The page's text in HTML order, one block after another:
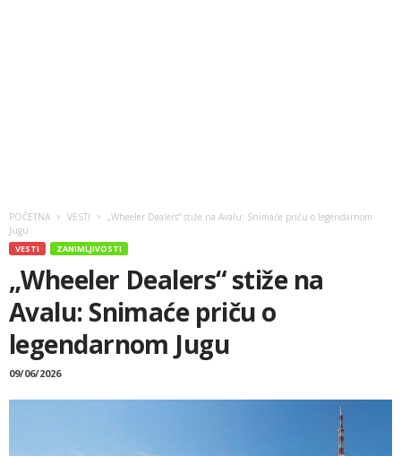
POČETNA VESTI
„Wheeler Dealers“ stiže na Avalu: Snimaće priču o legendarnom
Jugu
VESTI ZANIMLJIVOSTI
„Wheeler Dealers“ stiže na
Avalu: Snimaće priču o
legendarnom Jugu
09/06/2026